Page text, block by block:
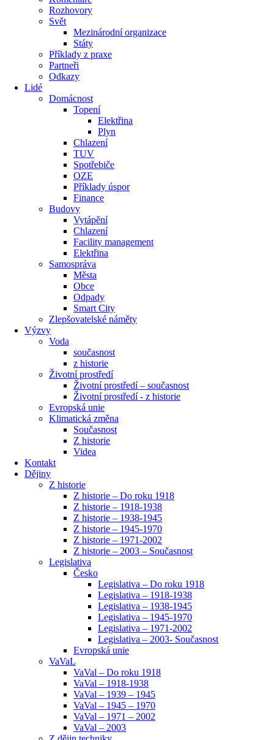
Rozhovory
Svět
Mezinárodní organizace
Státy
Příklady z praxe
Partneři
Odkazy
Lidé
Domácnost
Topení
Elektřina
Plyn
Chlazení
TUV
Spotřebiče
OZE
Příklady úspor
Finance
Budovy
Vytápění
Chlazení
Facility management
Elektřina
Samospráva
Města
Obce
Odpady
Smart City
Zlepšovatelské náměty
Výzvy
Voda
současnost
z historie
Životní prostředí
Životní prostředí – současnost
Životní prostředí ​- z historie
Evropská unie
Klimatická změna
Současnost
Z historie
Videa
Kontakt
Dějiny
Z historie
Z historie – Do roku 1918
Z historie – 1918-1938
Z historie – 1938-1945
Z historie – 1945-1970
Z historie – 1971-2002
Z historie – 2003 – Současnost
Legislativa
Česko
Legislativa – Do roku 1918
Legislativa – 1918-1938
Legislativa – 1938-1945
Legislativa – 1945-1970
Legislativa – 1971-2002
Legislativa – 2003- Současnost
Evropská unie
VaVaL
VaVal – Do roku 1918
VaVal – 1918-1938
VaVal – 1939 – 1945
VaVal – 1945 – 1970
VaVal – 1971 – 2002
VaVal – 2003